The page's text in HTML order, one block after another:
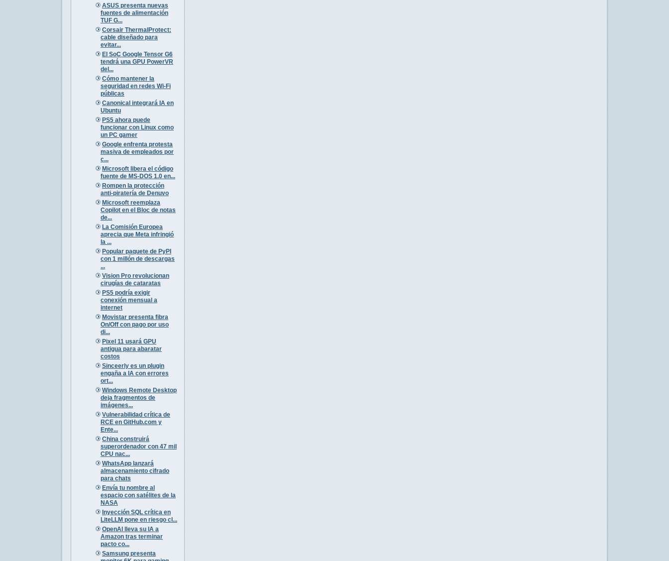
ASUS presenta nuevas
fuentes de alimentación
TUF G...
Corsair ThermalProtect:
cable diseñado para
evitar...
El SoC Google Tensor G6
tendrá una GPU PowerVR
del...
Cómo mantener la
seguridad en redes Wi-Fi
públicas
Canonical integrará IA en
Ubuntu
PS5 ahora puede
funcionar con Linux como
un PC gamer
Google enfrenta protesta
masiva de empleados por
c...
Microsoft libera el código
fuente de MS-DOS 1.0 en...
Rompen la protección
anti-piratería de Denuvo
Microsoft reemplaza
Copilot en el Bloc de notas
de...
La Comisión Europea
aprecia que Meta infringió
la ...
Popular paquete de PyPI
con 1 millón de descargas
...
Vision Pro revolucionan
cirugías de cataratas
PS5 podría exigir
conexión mensual a
internet
Movistar presenta fibra
On/Off con pago por uso
di...
Pixel 11 usará GPU
antigua para abaratar
costos
Sinceerly es un plugin
engaña a IA con errores
ort...
Windows Remote Desktop
deja fragmentos de
imágenes...
Vulnerabilidad crítica de
RCE en GitHub.com y
Ente...
China construirá
superordenador con 47 mil
CPU nac...
WhatsApp lanzará
almacenamiento cifrado
para chats
Envía tu nombre al
espacio con satélites de la
NASA
Inyección SQL crítica en
LiteLLM pone en riesgo cl...
OpenAI lleva su IA a
Amazon tras terminar
pacto co...
Samsung presenta